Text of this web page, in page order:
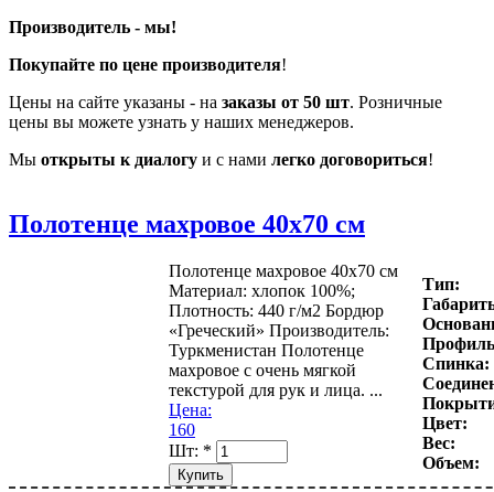
Производитель - мы!
Покупайте по цене производителя!
Цены на сайте указаны - на заказы от 50 шт. Розничные
цены вы можете узнать у наших менеджеров.
Мы открыты к диалогу и с нами легко договориться!
Полотенце махровое 40х70 см
Полотенце махровое 40х70 см
Материал: хлопок 100%;
Плотность: 440 г/м2 Бордюр
«Греческий» Производитель:
Туркменистан Полотенце
махровое с очень мягкой
текстурой для рук и лица. ...
Цена:
160
Шт: *
Тип:
Спинка:
Цвет:
Вес:
Объем: